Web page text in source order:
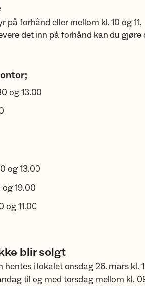
forhånd eller mellom kl. 10 og 11,
det inn på forhånd kan du gjøre
og 13.00
og 13.00
19.00
og 11.00
blir solgt
i lokalet onsdag 26. mars kl.
til og med torsdag mellom kl.